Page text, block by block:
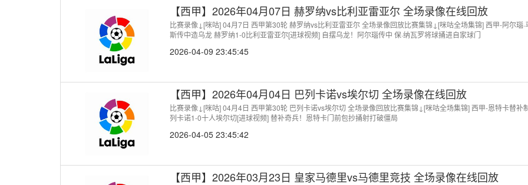
【西甲】2026年04月07日 赫罗纳vs比利亚雷亚尔 全场录像在线回放
比赛录像↓[咪咕] 04月7日 西甲第30轮 赫罗纳vs比利亚雷亚尔 全场录像回放比赛集锦↓[咪咕全场集锦] 西甲-阿尔瑙·
斯传中造乌龙 赫罗纳1-0比利亚雷亚尔[进球视频] 自摆乌龙！阿尔瑙传中 保·纳瓦罗将球捅进自家球门
2026-04-09 23:45:45
【西甲】2026年04月04日 巴列卡诺vs埃尔切 全场录像在线回放
比赛录像↓[咪咕] 04月4日 西甲第30轮 巴列卡诺vs埃尔切 全场录像回放比赛集锦↓[咪咕全场集锦] 西甲-恩特卡替补
列卡诺1-0十人埃尔切[进球视频] 替补奇兵！恩特卡门前包抄捅射打破僵局
2026-04-05 23:45:42
【西甲】2026年03月23日 皇家马德里vs马德里竞技 全场录像在线回放